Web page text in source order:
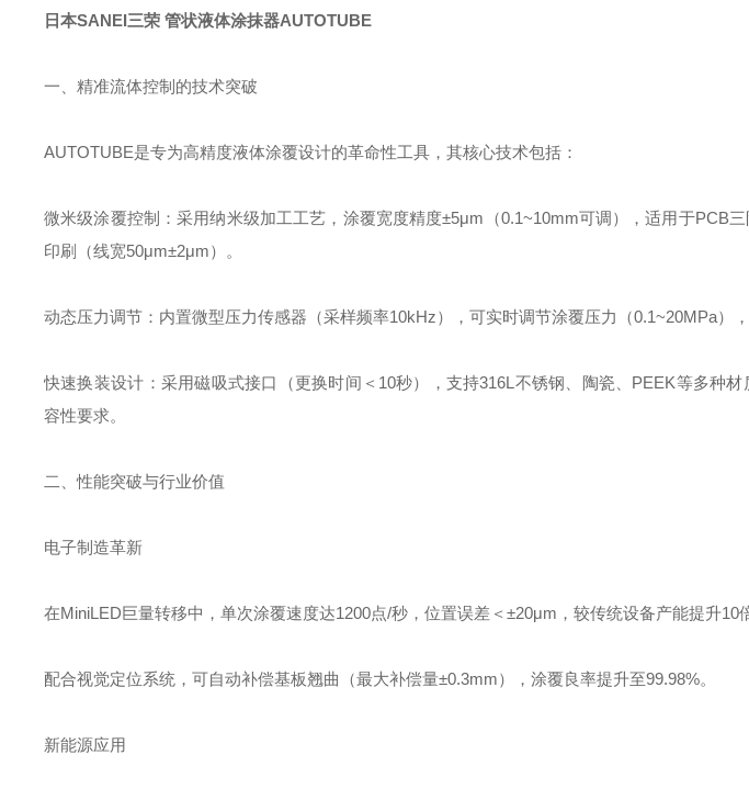
日本SANEI三荣 管状液体涂抹器AUTOTUBE
一、精准流体控制的技术突破‌
AUTOTUBE是专为高精度液体涂覆设计的革命性工具，其核心技术包括：
微米级涂覆控制‌：采用纳米级加工工艺，涂覆宽度精度±5μm（0.1~10mm可调），适用于PCB
印刷（线宽50μm±2μm）。
动态压力调节‌：内置微型压力传感器（采样频率10kHz），可实时调节涂覆压力（0.1~20MPa）
快速换装设计‌：采用磁吸式接口（更换时间＜10秒），支持316L不锈钢、陶瓷、PEEK等多种
容性要求。
二、性能突破与行业价值‌
电子制造革新‌
在MiniLED巨量转移中，单次涂覆速度达1200点/秒，位置误差＜±20μm，较传统设备产能提升10
配合视觉定位系统，可自动补偿基板翘曲（最大补偿量±0.3mm），涂覆良率提升至99.98%。
新能源应用‌